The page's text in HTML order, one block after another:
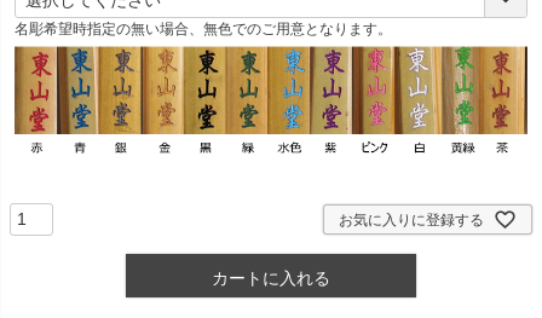
必
須
名彫希望時指定の無い場合、無色でのご用意となります。
お気に入りに登録する
カートに入れる